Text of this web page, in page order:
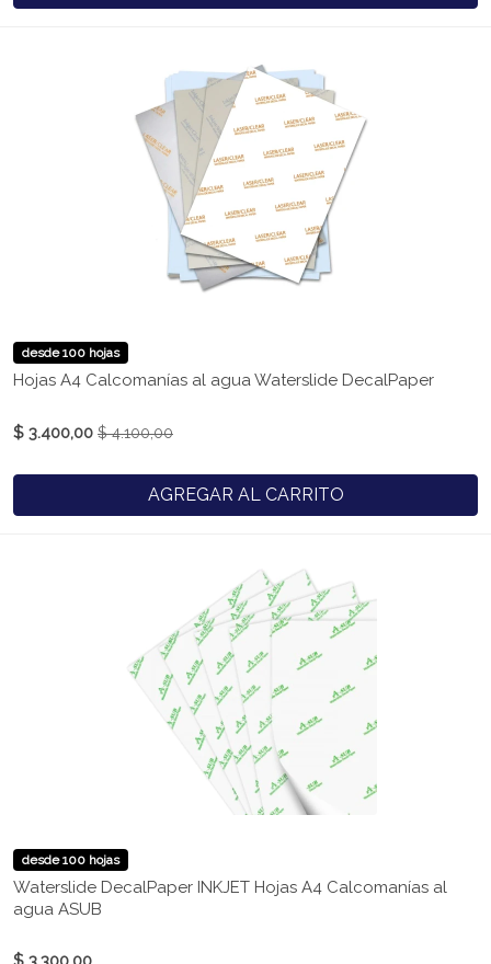
desde 100 hojas
Hojas A4 Calcomanías al agua Waterslide DecalPaper
$ 3.400,00 $ 4.100,00
AGREGAR AL CARRITO
desde 100 hojas
Waterslide DecalPaper INKJET Hojas A4 Calcomanías al
agua ASUB